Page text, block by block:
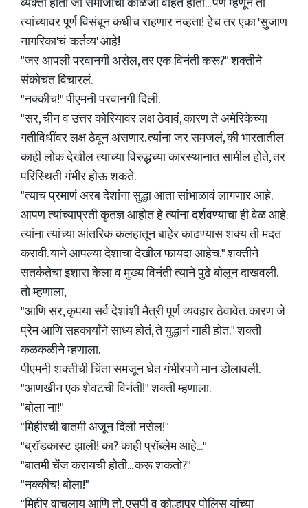
त्यांच्यावर पूर्ण विसंबून कधीच राहणार नव्हता! हेच तर एका 'सुजाण
नागरिका'चं 'कर्तव्य' आहे!
"जर आपली परवानगी असेल, तर एक विनंती करू?" शक्तीने
संकोचत विचारलं.
"नक्कीच!" पीएमनी परवानगी दिली.
"सर, चीन व उत्तर कोरियावर लक्ष ठेवावं, कारण ते अमेरिकेच्या
गतीविधींवर लक्ष ठेवून असणार. त्यांना जर समजलं, की भारतातील
काही लोक देखील त्याच्या विरुद्धच्या कारस्थानात सामील होते, तर
परिस्थिती गंभीर होऊ शकते.
"त्याच प्रमाणं अरब देशांना सुद्धा आता सांभाळावं लागणार आहे.
आपण त्यांच्याप्रती कृतज्ञ आहोत हे त्यांना दर्शवण्याचा ही वेळ आहे.
त्यांना त्यांच्या आंतरिक कलहातून बाहेर काढण्यास शक्य ती मदत
करावी. याने आपल्या देशाचा देखील फायदा आहेच." शक्तीने
सतर्कतेचा इशारा केला व मुख्य विनंती त्याने पुढे बोलून दाखवली.
तो म्हणाला,
"आणि सर, कृपया सर्व देशांशी मैत्री पूर्ण व्यवहार ठेवावेत. कारण जे
प्रेम आणि सहकार्यांने साध्य होतं, ते युद्धानं नाही होत." शक्ती
कळकळीने म्हणाला.
पीएमनी शक्तीची चिंता समजून घेत गंभीरपणे मान डोलावली.
"आणखीन एक शेवटची विनंती!" शक्ती म्हणाला.
"बोला ना!"
"मिहीरची बातमी अजून दिली नसेल!"
"ब्रॉडकास्ट झाली! का? काही प्रॉब्लेम आहे..."
"बातमी चेंज करायची होती... करू शकतो?"
"नक्कीच! बोला!"